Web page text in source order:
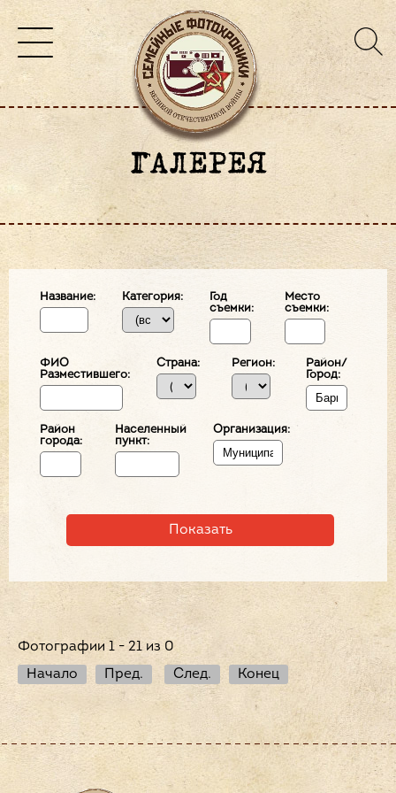
ГАЛЕРЕЯ
Название: Категория:
Год
съемки:
Место
съемки:
ФИО
Разместившего:
Страна: Регион:
Район/
Город:
Район
города:
Населенный
пункт:
Организация:
Фотографии 1 - 21 из 0
Начало
Пред. След. Конец